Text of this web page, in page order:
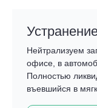
Нейтрализуем
офисе, в
Полностью
въевшийся в